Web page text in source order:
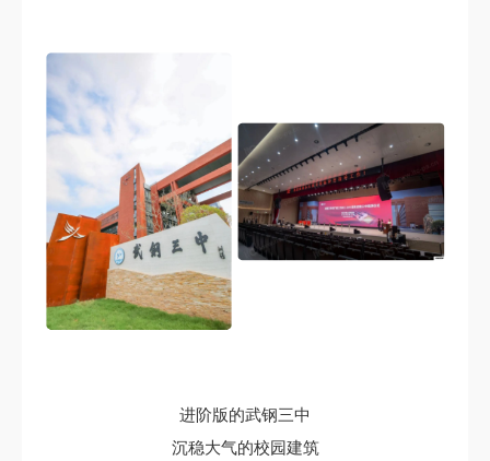
进阶版的武钢三中
沉稳大气的校园建筑